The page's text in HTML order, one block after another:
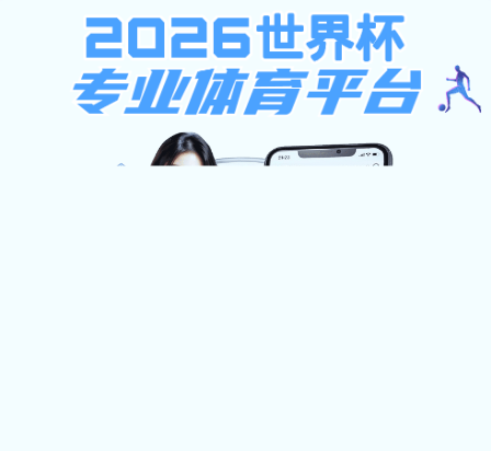
不限ip注册送37元,西班牙足球
甲级联赛,凯旋官网